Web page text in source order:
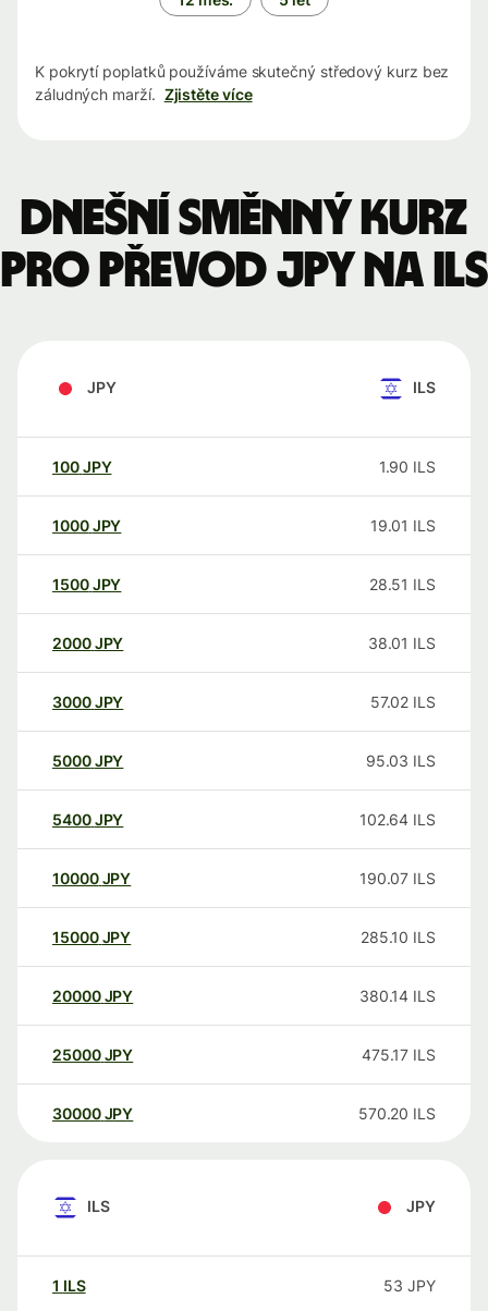
K pokrytí poplatků používáme skutečný středový kurz bez
záludných marží. Zjistěte více
Dnešní směnný kurz
pro převod JPY na ILS
JPY ILS
100JPY 1.90 ILS
1000JPY 19.01 ILS
1500JPY 28.51 ILS
2000JPY 38.01 ILS
3000JPY 57.02 ILS
5000JPY 95.03 ILS
5400JPY 102.64 ILS
10000 JPY 190.07 ILS
15000 JPY 285.10 ILS
20000 JPY 380.14 ILS
25000 JPY 475.17 ILS
30000 JPY 570.20 ILS
ILS JPY
1 ILS 53 JPY